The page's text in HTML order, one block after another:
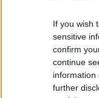
If you wish
sensitive
confirm
continue
information
further